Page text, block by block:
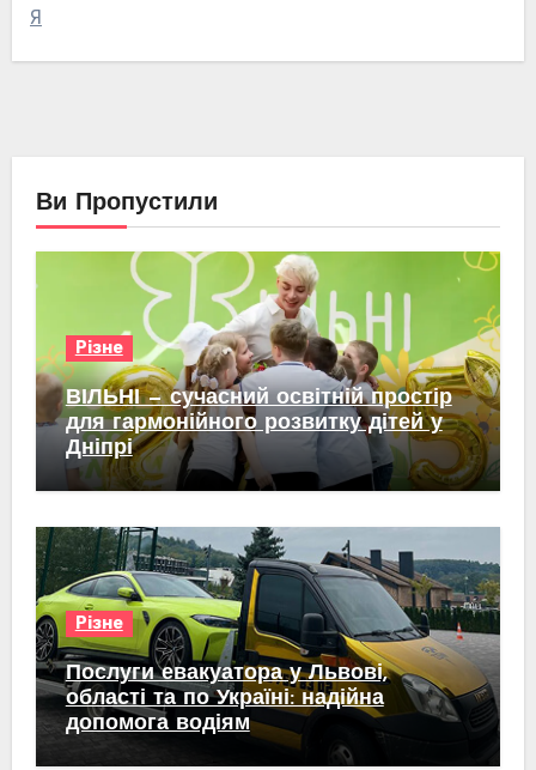
Я
Ви Пропустили
Різне
ВІЛЬНІ — сучасний освітній простір
для гармонійного розвитку дітей у
Дніпрі
Різне
Послуги евакуатора у Львові,
області та по Україні: надійна
допомога водіям